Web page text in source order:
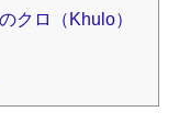
クロ（Khulo）